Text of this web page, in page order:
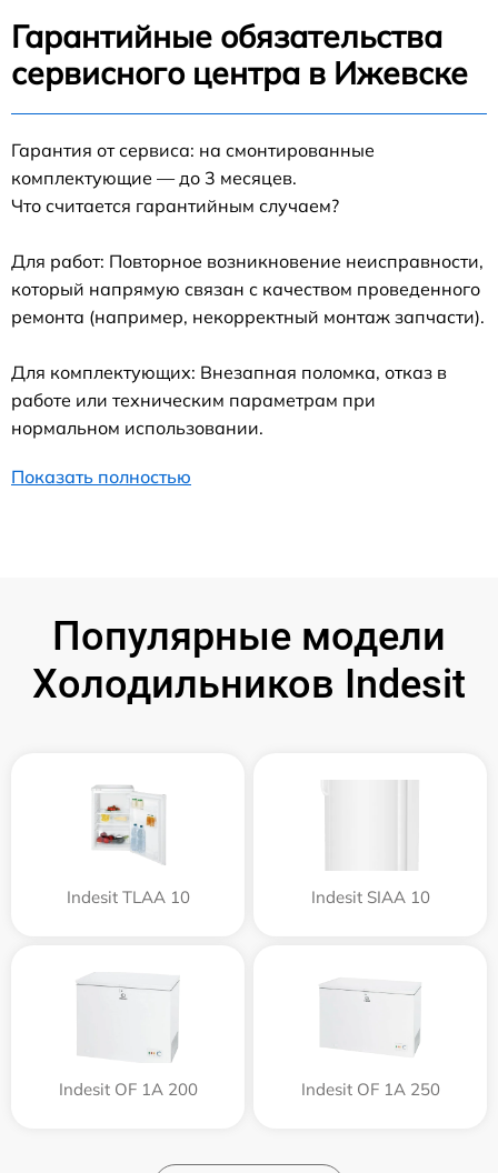
Гарантийные обязательства
сервисного центра в Ижевске
Гарантия от сервиса: на смонтированные
комплектующие — до 3 месяцев.
Что считается гарантийным случаем?
Для работ: Повторное возникновение неисправности,
который напрямую связан с качеством проведенного
ремонта (например, некорректный монтаж запчасти).
Для комплектующих: Внезапная поломка, отказ в
работе или техническим параметрам при
нормальном использовании.
Показать полностью
Популярные модели
Холодильников Indesit
Indesit TLAA 10 Indesit SIAA 10
Indesit OF 1A 200 Indesit OF 1A 250